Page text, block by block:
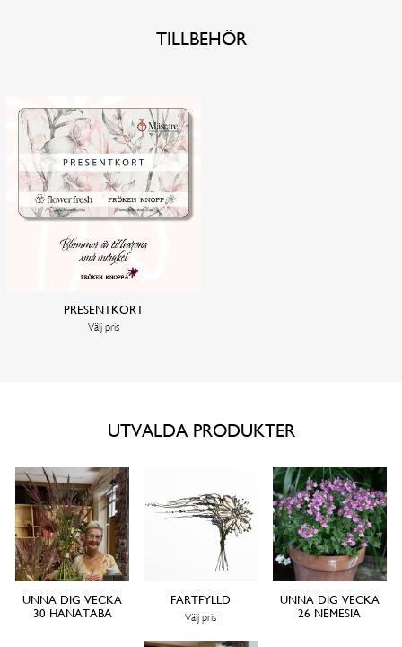
TILLBEHÖR
PRESENTKORT
Välj pris
UTVALDA PRODUKTER
UNNA DIG VECKA
30 HANATABA
FARTFYLLD
Välj pris
UNNA DIG VECKA
26 NEMESIA